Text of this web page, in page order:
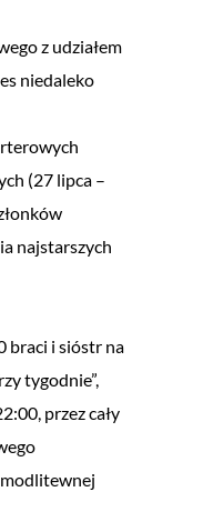
z udziałem
niedaleko
(27 lipca –
najstarszych
braci i sióstr na
tygodnie”,
przez cały